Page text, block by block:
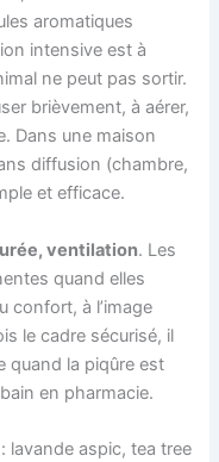
aromatiques
intensive est à
ne peut pas sortir.
brièvement, à aérer,
Dans une maison
diffusion (chambre,
et efficace.
ventilation. Les
quand elles
confort, à l’image
le cadre sécurisé, il
quand la piqûre est
en pharmacie.
lavande aspic, tea tree